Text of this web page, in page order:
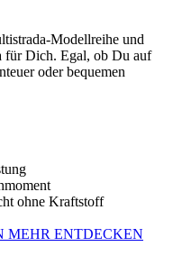
Modellreihe und
für Dich. Egal, ob Du auf
oder bequemen
ohne Kraftstoff
MEHR ENTDECKEN